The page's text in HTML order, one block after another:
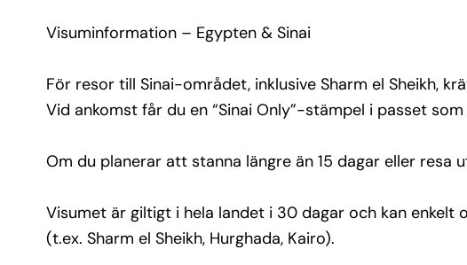
Om du planerar att stanna längre än 15 dagar eller resa
Luxor) behöver du ett egyptiskt visum.
ordnas. Om du behöver köpa visum så kan du enkelt
göra det direkt på flygplatsen i Egypten (t.ex. Sharm el
Pris: Cirka 25 USD per person, betalas kontant
(vanligtvis i USD eller euro).
Visuminformation – Egypten & Sinai
För resor till Sinai-området, inklusive Sharm el Sheikh,
Vid ankomst får du en “Sinai Only”-stämpel i passet
Om du planerar att stanna längre än 15 dagar eller
Visumet är giltigt i hela landet i 30 dagar och kan enkelt
(t.ex. Sharm el Sheikh, Hurghada, Kairo).